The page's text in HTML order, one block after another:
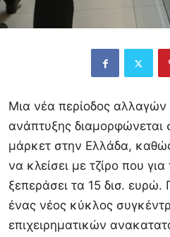
Μια νέα περίοδος αλλαγών
ανάπτυξης
μάρκετ στην Ελλάδα,
να κλείσει με τζίρο που
ξεπεράσει τα 15 δισ. ευρώ.
ένας νέος κύκλος
επιχειρηματικών